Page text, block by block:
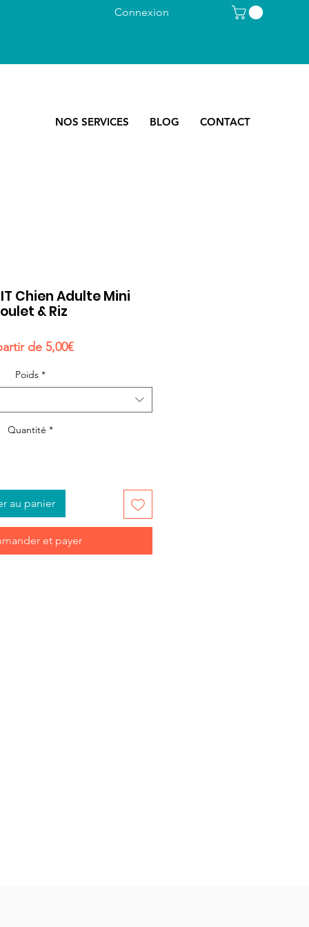
Connexion
CONTACT
BLOG
NOS SERVICES
Chien Adulte Mini
& Riz
de 5,00€Prix
Poids *
Quantité *
au panier
et payer